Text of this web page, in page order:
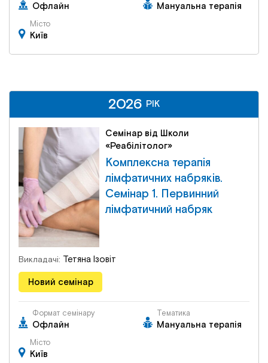
Офлайн Мануальна терапія
Місто
Київ
Семінар від Школи
«Реабілітолог»
Комплексна терапія
лімфатичних набряків.
Семінар 1. Первинний
лімфатичний набряк
Викладачі: Тетяна Ізовіт
Новий семінар
Формат семінару
Офлайн
Тематика
Мануальна терапія
Місто
Київ
2026 РІК
2026 РІК